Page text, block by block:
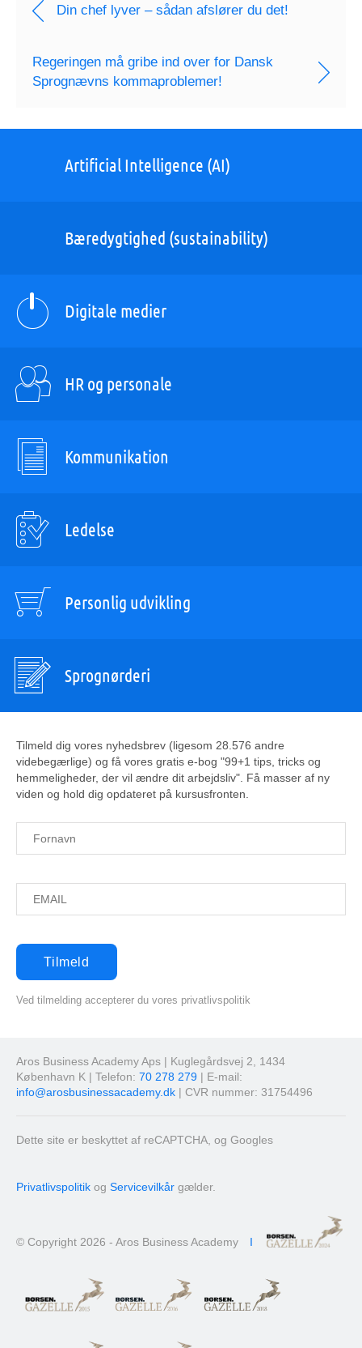
Din chef lyver – sådan afslører du det!
Regeringen må gribe ind over for Dansk
Sprognævns kommaproblemer!
Artificial Intelligence (AI)
Bæredygtighed (sustainability)
Digitale medier
HR og personale
Kommunikation
Ledelse
Personlig udvikling
Sprognørderi
Tilmeld dig vores nyhedsbrev (ligesom 28.576 andre
videbegærlige) og få vores gratis e-bog "99+1 tips, tricks og
hemmeligheder, der vil ændre dit arbejdsliv". Få masser af ny
viden og hold dig opdateret på kursusfronten.
Ved tilmelding accepterer du vores privatlivspolitik
Aros Business Academy Aps | Kuglegårdsvej 2, 1434
København K | Telefon: 70 278 279 | E-mail:
info@arosbusinessacademy.dk | CVR nummer: 31754496
Dette site er beskyttet af reCAPTCHA, og Googles
Privatlivspolitik og Servicevilkår gælder.
© Copyright 2026 - Aros Business Academy I